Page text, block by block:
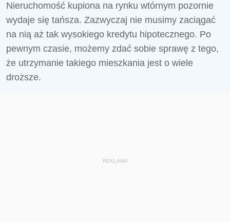
Nieruchomość kupiona na rynku wtórnym pozornie
wydaje się tańsza. Zazwyczaj nie musimy zaciągać
na nią aż tak wysokiego kredytu hipotecznego. Po
pewnym czasie, możemy zdać sobie sprawę z tego,
że utrzymanie takiego mieszkania jest o wiele
droższe.
REKLAMA